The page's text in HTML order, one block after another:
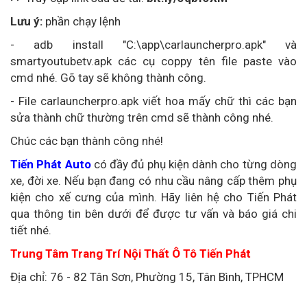
Lưu ý: phần chạy lệnh
- adb install "C:\app\carlauncherpro.apk" và
smartyoutubetv.apk các cụ coppy tên file paste vào
cmd nhé. Gõ tay sẽ không thành công.
- File carlauncherpro.apk viết hoa mấy chữ thì các bạn
sửa thành chữ thường trên cmd sẽ thành công nhé.
Chúc các bạn thành công nhé!
Tiến Phát Autocó đầy đủ phụ kiện dành cho từng dòng
xe, đời xe. Nếu bạn đang có nhu cầu nâng cấp thêm phụ
kiện cho xế cưng của mình. Hãy liên hệ cho Tiến Phát
qua thông tin bên dưới để được tư vấn và báo giá chi
tiết nhé.
Trung Tâm Trang Trí Nội Thất Ô Tô Tiến Phát
Địa chỉ: 76 - 82 Tân Sơn, Phường 15, Tân Bình, TPHCM